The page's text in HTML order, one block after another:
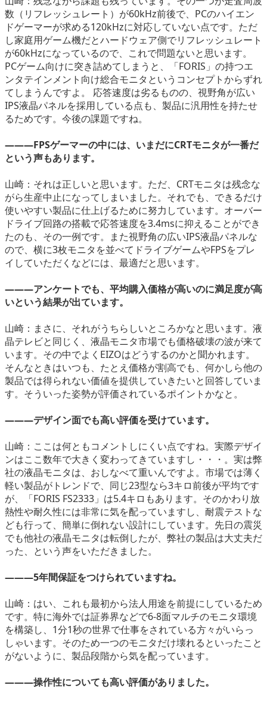
数（リフレッシュレート）が60kHz前後で、PCのハイエン
ドゲーマーが求める120kHzに対応していない点です。ただ
し家庭用ゲーム機だとハードウェア側でリフレッシュレート
が60kHzになっているので、これで問題ないと思います。
PCゲーム向けに突き詰めてしまうと、「FORIS」の持つエ
ンタテインメント向け総合モニタというコンセプトからずれ
てしまうんですよ。 応答速度は劣るものの、視野角が広い
IPS液晶パネルを採用している点も、製品に汎用性を持たせ
るためです。今後の課題ですね。
―――FPSゲーマーの中には、いまだにCRTモニタが一番だ
という声もあります。
山崎：それは正しいと思います。ただ、CRTモニタは残念な
がら生産中止になってしまいました。それでも、できるだけ
使いやすい製品に仕上げるために努力しています。オーバー
ドライブ回路の搭載で応答速度を3.4msに抑えることができ
たのも、その一例です。また視野角の広いIPS液晶パネルな
ので、横に3枚モニタを並べてドライブゲームやFPSをプレ
イしていただくなどには、最適だと思います。
―――アンケートでも、平均購入価格が高いのに満足度が高
いという結果が出ています。
山崎：まさに、それがうちらしいところかなと思います。液
晶テレビと同じく、液晶モニタ市場でも価格破壊の波が来て
います。その中でよくEIZOはどうするのかと聞かれます。
そんなときはいつも、たとえ価格が割高でも、何かしら他の
製品では得られない価値を提供していきたいと回答していま
す。そういった姿勢が評価されているポイントかなと。
―――デザイン面でも高い評価を受けています。
山崎：ここは何ともコメントしにくい点ですね。実際デザイ
ンはここ数年で大きく変わってきていますし・・・。実は弊
社の液晶モニタは、おしなべて重いんですよ。市場では薄く
軽い製品がトレンドで、同じ23型なら3キロ前後が平均です
が、「FORIS FS2333」は5.4キロもあります。そのかわり放
熱性や耐久性には非常に気を配っていますし、耐震テストな
ども行って、簡単に倒れない設計にしています。先日の震災
でも他社の液晶モニタは転倒したが、弊社の製品は大丈夫だ
った、という声をいただきました。
―――5年間保証をつけられていますね。
山崎：はい、これも最初から法人用途を前提にしているため
です。特に海外では証券界などで6-8面マルチのモニタ環境
を構築し、1分1秒の世界で仕事をされている方々がいらっ
しゃいます。そのため一つのモニタだけ壊れるといったこと
がないように、製品段階から気を配っています。
―――操作性についても高い評価がありました。